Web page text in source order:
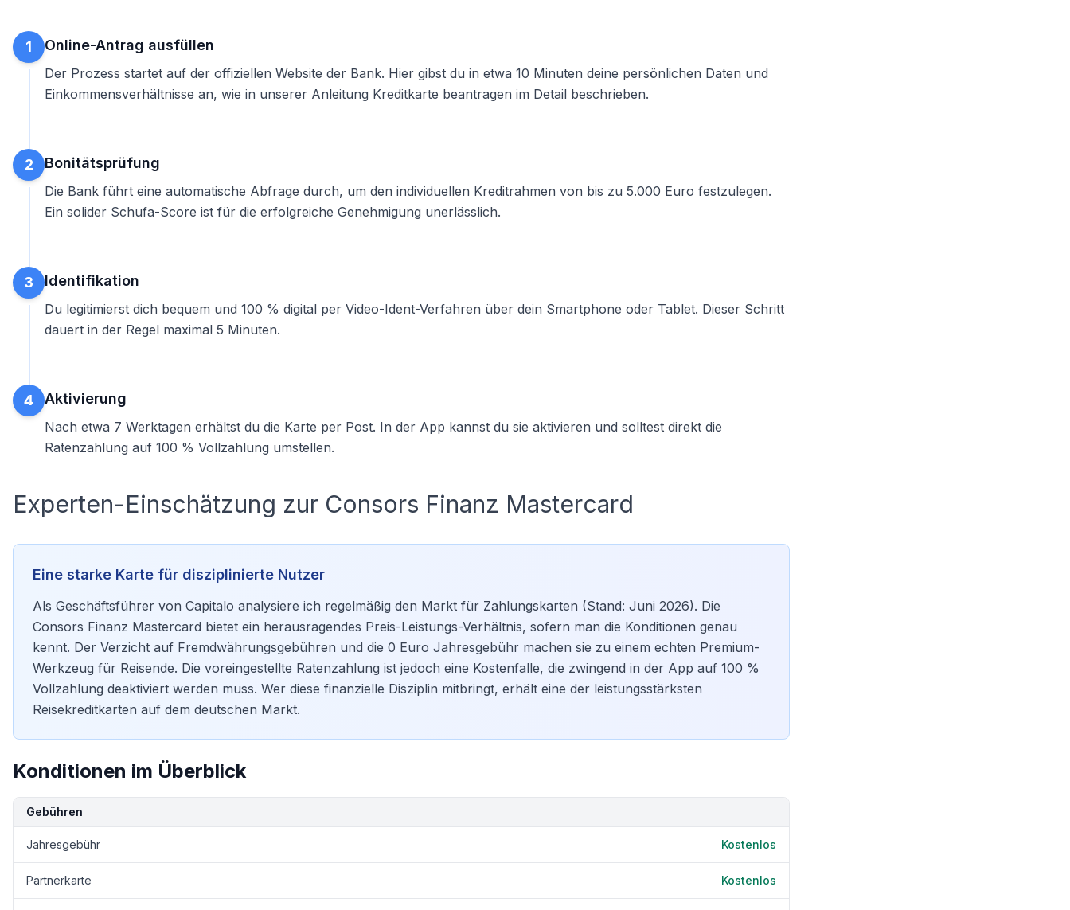
1 Online-Antrag ausfüllen
Der Prozess startet auf der offiziellen Website der Bank. Hier gibst du in etwa 10 Minuten deine persönlichen Daten und
Einkommensverhältnisse an, wie in unserer Anleitung Kreditkarte beantragen im Detail beschrieben.
2 Bonitätsprüfung
Die Bank führt eine automatische Abfrage durch, um den individuellen Kreditrahmen von bis zu 5.000 Euro festzulegen.
Ein solider Schufa-Score ist für die erfolgreiche Genehmigung unerlässlich.
3 Identifikation
Du legitimierst dich bequem und 100 % digital per Video-Ident-Verfahren über dein Smartphone oder Tablet. Dieser Schritt
dauert in der Regel maximal 5 Minuten.
4 Aktivierung
Nach etwa 7 Werktagen erhältst du die Karte per Post. In der App kannst du sie aktivieren und solltest direkt die
Ratenzahlung auf 100 % Vollzahlung umstellen.
Experten-Einschätzung zur Consors Finanz Mastercard
Eine starke Karte für disziplinierte Nutzer
Als Geschäftsführer von Capitalo analysiere ich regelmäßig den Markt für Zahlungskarten (Stand: Juni 2026). Die
Consors Finanz Mastercard bietet ein herausragendes Preis-Leistungs-Verhältnis, sofern man die Konditionen genau
kennt. Der Verzicht auf Fremdwährungsgebühren und die 0 Euro Jahresgebühr machen sie zu einem echten Premium-
Werkzeug für Reisende. Die voreingestellte Ratenzahlung ist jedoch eine Kostenfalle, die zwingend in der App auf 100 %
Vollzahlung deaktiviert werden muss. Wer diese finanzielle Disziplin mitbringt, erhält eine der leistungsstärksten
Reisekreditkarten auf dem deutschen Markt.
Konditionen im Überblick
Kondition Details
Gebühren
Jahresgebühr Kostenlos
Partnerkarte Kostenlos